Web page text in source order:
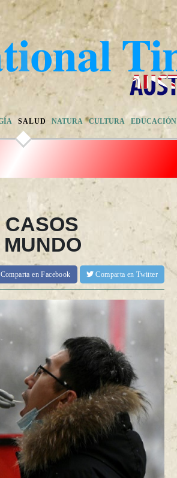
SALUD NATURA CULTURA EDUCACIÓN
Compartaen Facebook Comparta en Twitter